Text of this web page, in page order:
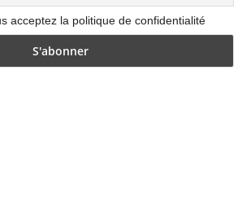
acceptez la politique de confidentialité